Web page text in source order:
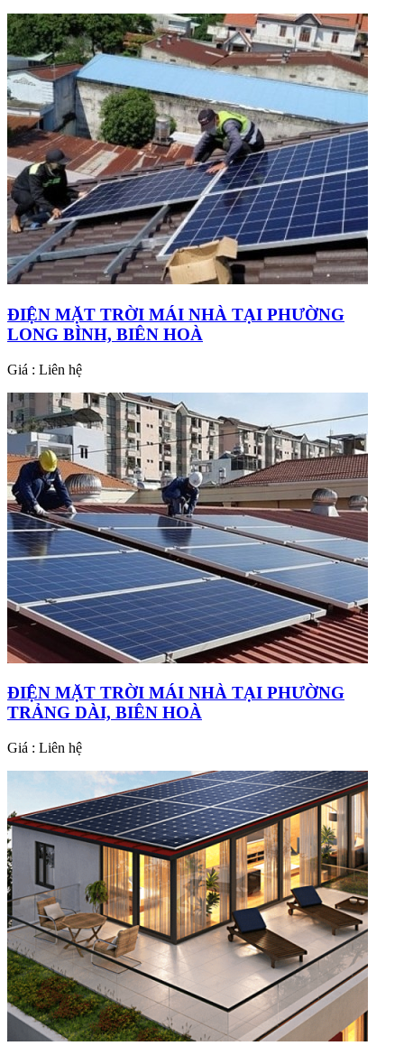
ĐIỆN MẶT TRỜI MÁI NHÀ TẠI PHƯỜNG
LONG BÌNH, BIÊN HOÀ
Giá : Liên hệ
ĐIỆN MẶT TRỜI MÁI NHÀ TẠI PHƯỜNG
TRẢNG DÀI, BIÊN HOÀ
Giá : Liên hệ